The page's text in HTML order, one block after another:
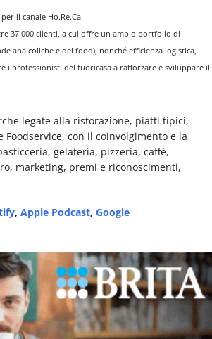
il canale Ho.Re.Ca.
37.000 clienti, a cui offre un ampio portfolio di
analcoliche e del food), nonché efficienza logistica,
i professionisti del fuoricasa a rafforzare e sviluppare il
legate alla ristorazione, piatti tipici,
con il coinvolgimento e la
gelateria, pizzeria, caffè,
marketing, premi e riconoscimenti,
, Apple Podcast, Google